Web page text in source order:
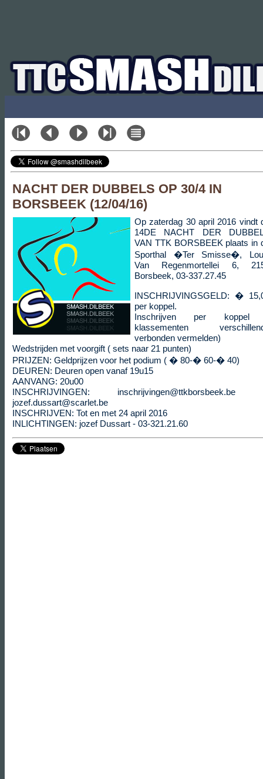
NACHT DER DUBBELS OP 30/4 IN
BORSBEEK (12/04/16)
Op zaterdag 30 april 2016 vindt
14DE NACHT DER
VAN TTK BORSBEEK plaats in
Sporthal �Ter Smisse�,
Van Regenmortellei 6,
Borsbeek, 03-337.27.45
INSCHRIJVINGSGELD: �
per koppel.
Inschrijven per
klassementen
verbonden vermelden)
Wedstrijden met voorgift ( sets naar 21 punten)
PRIJZEN: Geldprijzen voor het podium ( � 80-� 60-� 40)
DEUREN: Deuren open vanaf 19u15
AANVANG: 20u00
INSCHRIJVINGEN: inschrijvingen@ttkborsbeek.be
jozef.dussart@scarlet.be
INSCHRIJVEN: Tot en met 24 april 2016
INLICHTINGEN: jozef Dussart - 03-321.21.60